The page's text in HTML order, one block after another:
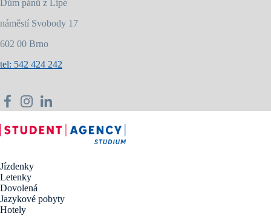
Dům pánů z Lipé
náměstí Svobody 17
602 00 Brno
tel: 542 424 242
Jízdenky
Letenky
Dovolená
Jazykové pobyty
Hotely